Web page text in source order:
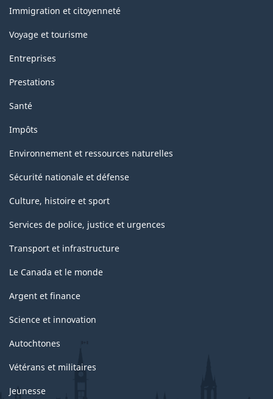
sujets
Immigration et citoyenneté
Voyage et tourisme
Entreprises
Prestations
Santé
Impôts
Environnement et ressources naturelles
Sécurité nationale et défense
Culture, histoire et sport
Services de police, justice et urgences
Transport et infrastructure
Le Canada et le monde
Argent et finance
Science et innovation
Autochtones
Vétérans et militaires
Jeunesse